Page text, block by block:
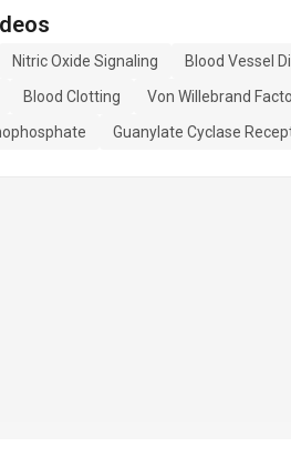
Nitric Oxide Signaling
Blood Vessel
Blood Clotting
Von Willebrand
Guanylate Cyclase